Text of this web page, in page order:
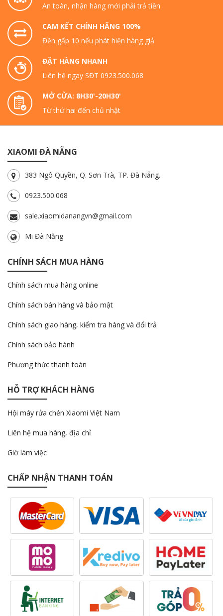
An toàn, nhận hàng mới phải trả tiền
CAM KẾT CHÍNH HÃNG 100%
Đền gấp 10 nếu phát hiện hàng giả
ĐẶT HÀNG NHANH
Liên hệ ngay SĐT 0923.500.068
MỞ CỬA: 8H30'-20H30'
Từ thứ hai đến chủ nhật
XIAOMI ĐÀ NẴNG
383 Ngô Quyền, Q. Sơn Trà, TP. Đà Nẵng.
0923.500.068
sale.xiaomidanangvn@gmail.com
Mi Đà Nẵng
CHÍNH SÁCH MUA HÀNG
Chính sách mua hàng online
Chính sách bán hàng và bảo mật
Chính sách giao hàng, kiểm tra hàng và đổi trả
Chính sách bảo hành
Phương thức thanh toán
HỖ TRỢ KHÁCH HÀNG
Hội máy rửa chén Xiaomi Việt Nam
Liên hệ mua hàng, địa chỉ
Giờ làm việc
CHẤP NHẬN THANH TOÁN